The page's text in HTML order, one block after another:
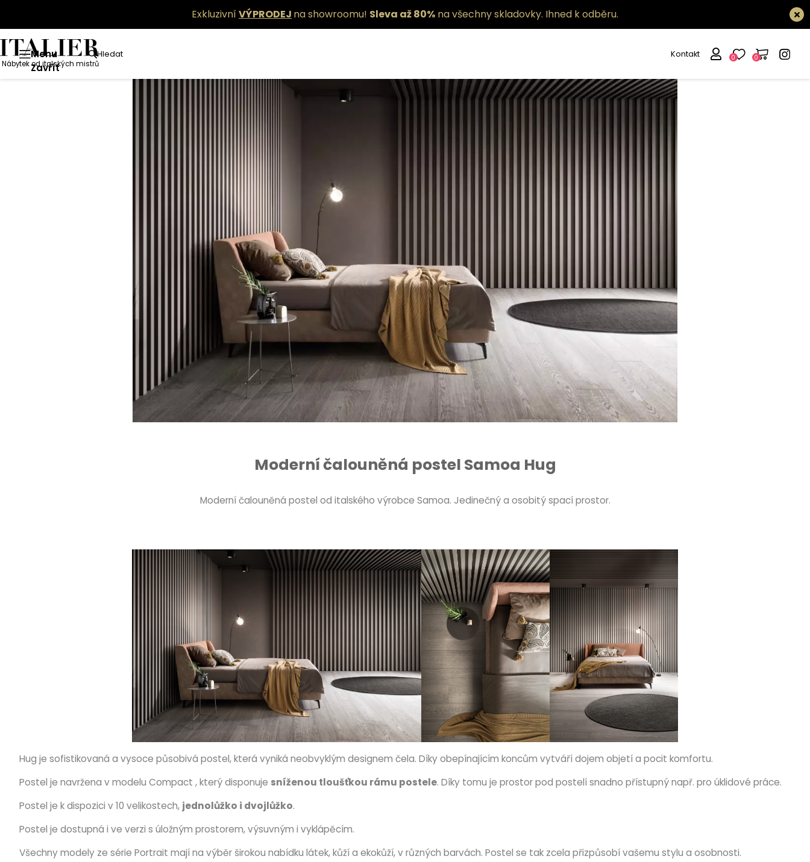
ExkluzivníVÝPRODEJ na showroomu! Sleva až 80% na všechny skladovky. Ihned k odběru.
Menu
Zavřít
Hledat
Nábytek od italských mistrů
Kontakt 0 0
Moderní čalouněná postel Samoa Hug
Moderní čalouněná postel od italského výrobce Samoa. Jedinečný a osobitý spací prostor.
Hug je sofistikovaná a vysoce působivá postel, která vyniká neobvyklým designem čela. Díky obepínajícím koncům vytváří dojem objetí a pocit komfortu.
Postel je navržena v modelu Compact , který disponuje sníženou tloušťkou rámu postele. Díky tomu je prostor pod postelí snadno přístupný např. pro úklidové práce.
Postel je k dispozici v 10 velikostech, jednolůžko i dvojlůžko.
Postel je dostupná i ve verzi s úložným prostorem, výsuvným i vyklápěcím.
Všechny modely ze série Portrait mají na výběr širokou nabídku látek, kůží a ekokůží, v různých barvách. Postel se tak zcela přizpůsobí vašemu stylu a osobnosti.